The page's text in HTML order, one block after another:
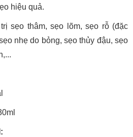
hiệu quả.
sẹo thâm, sẹo lõm, sẹo rỗ (đặc
nhẹ do bỏng, sẹo thủy đậu, sẹo